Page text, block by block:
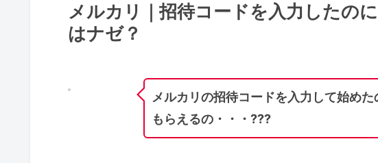
メルカリ｜招待コードを入力したの
はナゼ？
メルカリの招待コードを入力して始め
もらえるの・・・???